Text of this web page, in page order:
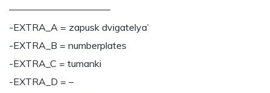
——————————–
-EXTRA_A = zapusk dvigatelya’
-EXTRA_B = numberplates
-EXTRA_C = tumanki
-EXTRA_D = –